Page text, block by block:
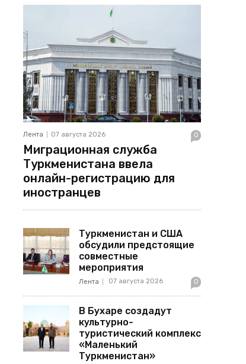
Лента 07 августа 2026 0
Миграционная служба
Туркменистана ввела
онлайн-регистрацию для
иностранцев
Туркменистан и США
обсудили предстоящие
совместные
мероприятия
Лента 07 августа 2026 0
В Бухаре создадут
культурно-
туристический комплекс
«Маленький
Туркменистан»